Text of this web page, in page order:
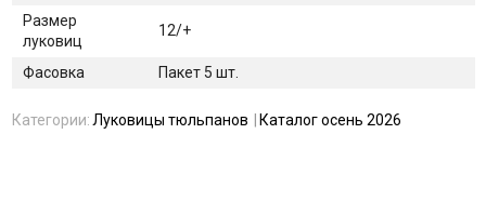
Размер
луковиц
12/+
Фасовка Пакет 5 шт.
Категории:Луковицы тюльпанов Каталог осень 2026